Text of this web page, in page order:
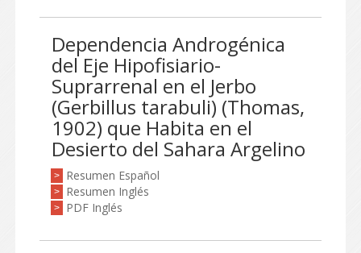
Dependencia Androgénica
del Eje Hipofisiario-
Suprarrenal en el Jerbo
(Gerbillus tarabuli) (Thomas,
1902) que Habita en el
Desierto del Sahara Argelino
> Resumen Español
> Resumen Inglés
> PDF Inglés